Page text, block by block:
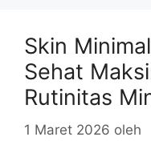
Skin
Sehat
Rutinitas
1 Maret 2026 oleh